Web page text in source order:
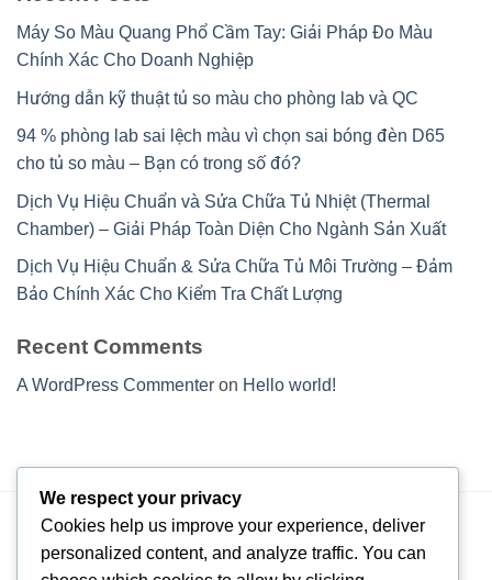
Máy So Màu Quang Phổ Cầm Tay: Giải Pháp Đo Màu
Chính Xác Cho Doanh Nghiệp
Hướng dẫn kỹ thuật tủ so màu cho phòng lab và QC
94 % phòng lab sai lệch màu vì chọn sai bóng đèn D65
cho tủ so màu – Bạn có trong số đó?
Dịch Vụ Hiệu Chuẩn và Sửa Chữa Tủ Nhiệt (Thermal
Chamber) – Giải Pháp Toàn Diện Cho Ngành Sản Xuất
Dịch Vụ Hiệu Chuẩn & Sửa Chữa Tủ Môi Trường – Đảm
Bảo Chính Xác Cho Kiểm Tra Chất Lượng
Recent Comments
A WordPress Commenter on Hello world!
We respect your privacy
Cookies help us improve your experience, deliver
personalized content, and analyze traffic. You can